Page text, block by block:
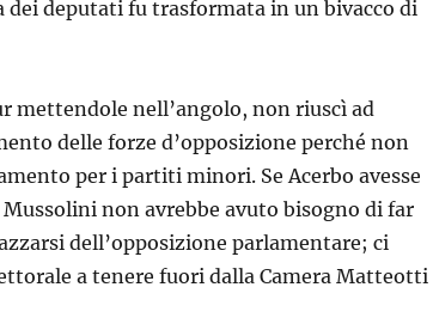
dei deputati fu trasformata in un bivacco di
mettendole nell’angolo, non riuscì ad
delle forze d’opposizione perché non
per i partiti minori. Se Acerbo avesse
non avrebbe avuto bisogno di far
dell’opposizione parlamentare; ci
a tenere fuori dalla Camera Matteotti